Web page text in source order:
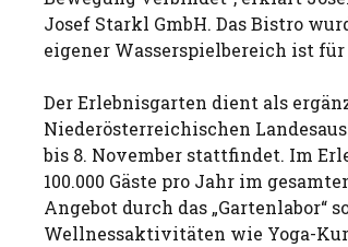
Josef Starkl GmbH. Das Bistro
eigener Wasserspielbereich ist
Der Erlebnisgarten dient als
Niederösterreichischen
bis 8. November stattfindet. Im
100.000 Gäste pro Jahr im
Angebot durch das „Gartenlabor“
Wellnessaktivitäten wie Yoga-